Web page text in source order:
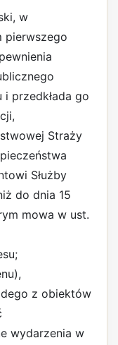
w
pierwszego
przedkłada go
Straży
Służby
do dnia 15
mowa w ust.
z obiektów
wydarzenia w